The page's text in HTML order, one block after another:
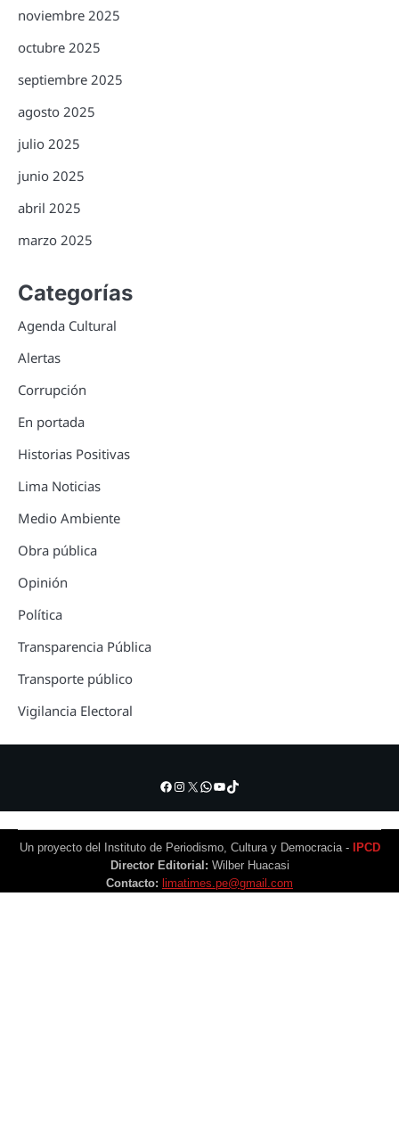
noviembre 2025
octubre 2025
septiembre 2025
agosto 2025
julio 2025
junio 2025
abril 2025
marzo 2025
Categorías
Agenda Cultural
Alertas
Corrupción
En portada
Historias Positivas
Lima Noticias
Medio Ambiente
Obra pública
Opinión
Política
Transparencia Pública
Transporte público
Vigilancia Electoral
Facebook
Instagram
X WhatsApp
YouTube
TikTok
Un proyecto del Instituto de Periodismo, Cultura y Democracia -
IPCD
Director Editorial: Wilber Huacasi
Contacto: limatimes.pe@gmail.com